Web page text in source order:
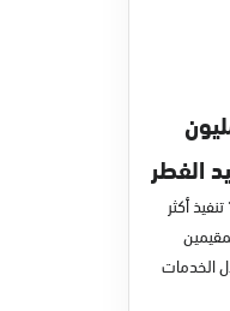
الفطر
أكثر
الخدمات